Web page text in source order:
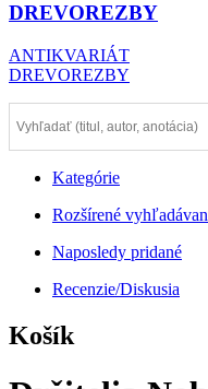
DREVOREZBY
ANTIKVARIÁT
DREVOREZBY
na
obsah
Kategórie
Rozšírené
Naposledy pridané
Recenzie/Diskusia
Košík